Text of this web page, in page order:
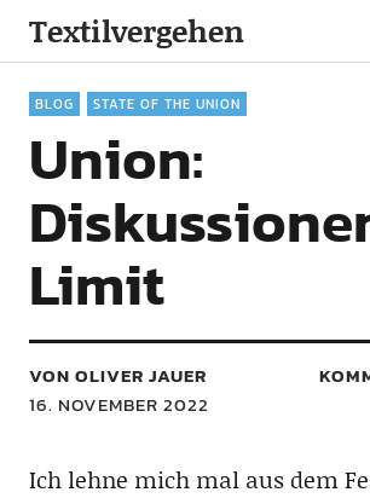
Textilvergehen
BLOG STATE OF THE UNION
Union:
Limit
VON OLIVER JAUER
16. NOVEMBER 2022
Ich lehne mich mal aus dem